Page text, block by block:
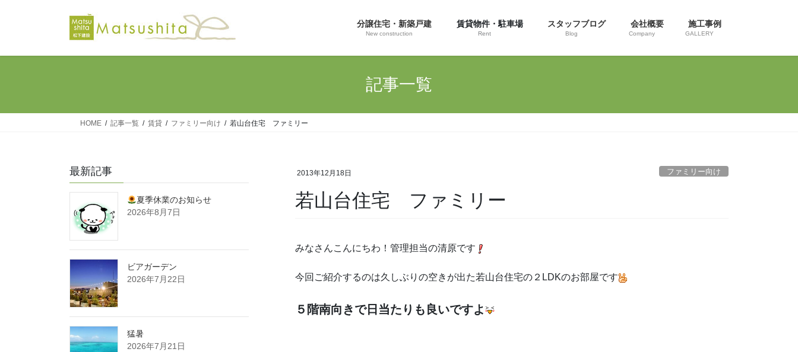
分譲住宅・新築戸建
New construction
賃貸物件・駐車場
Rent
スタッフブログ
Blog
会社概要
Company
施工事例
GALLERY
記事一覧
HOME 記事一覧 賃貸 ファミリー向け 若山台住宅 ファミリー
2013年12月18日 ファミリー向け
若山台住宅 ファミリー
みなさんこんにちわ！管理担当の清原です
今回ご紹介するのは久しぶりの空きが出た若山台住宅の２LDKのお部屋です
５階南向きで日当たりも良いですよ
最新記事
夏季休業のお知らせ
2026年8月7日
ビアガーデン
2026年7月22日
猛暑
2026年7月21日